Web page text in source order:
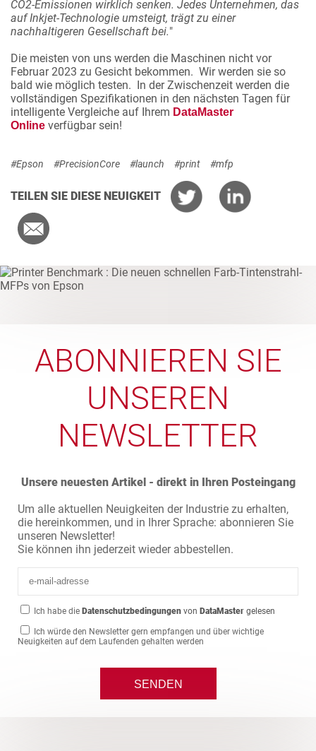
CO2-Emissionen wirklich senken. Jedes Unternehmen, das
auf Inkjet-Technologie umsteigt, trägt zu einer
nachhaltigeren Gesellschaft bei."
Die meisten von uns werden die Maschinen nicht vor
Februar 2023 zu Gesicht bekommen. Wir werden sie so
bald wie möglich testen. In der Zwischenzeit werden die
vollständigen Spezifikationen in den nächsten Tagen für
intelligente Vergleiche auf Ihrem DataMaster
Online verfügbar sein!
#Epson #PrecisionCore #launch #print #mfp
TEILEN SIE DIESE NEUIGKEIT
ABONNIEREN SIE
UNSEREN
NEWSLETTER
Unsere neuesten Artikel - direkt in Ihren Posteingang
Um alle aktuellen Neuigkeiten der Industrie zu erhalten,
die hereinkommen, und in Ihrer Sprache: abonnieren Sie
unseren Newsletter!
Sie können ihn jederzeit wieder abbestellen.
Ich habe die Datenschutzbedingungen von DataMaster gelesen
Ich würde den Newsletter gern empfangen und über wichtige
Neuigkeiten auf dem Laufenden gehalten werden